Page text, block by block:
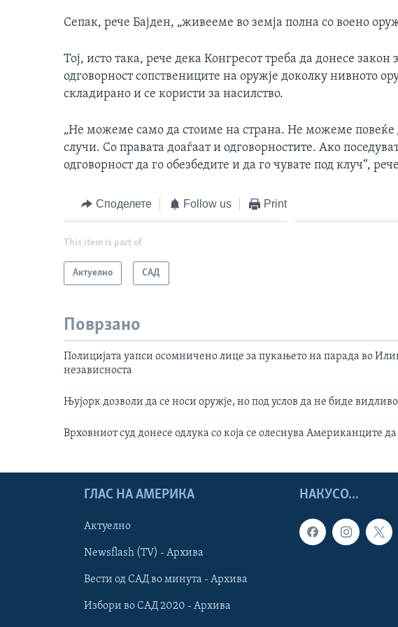
Сепак, рече Бајден, „живееме во земја полна со воено
Тој, исто така, рече дека Конгресот треба да донесе закон
одговорност сопствениците на оружје доколку нивното
складирано и се користи за насилство.
„Не можеме само да стоиме на страна. Не можеме повеќе
случи. Со правата доаѓаат и одговорностите. Ако
одговорност да го обезбедите и да го чувате под клуч“,
Споделете Follow us Print
This item is part of
Актуелно САД
Поврзано
Полицијата уапси осомничено лице за пукањето на парада во
независноста
Њујорк дозволи да се носи оружје, но под услов да не биде видливо
Врховниот суд донесе одлука со која се олеснува Американците
НАКУСО...
ГЛАС НА АМЕРИКА
Актуелно
Newsflash (TV) - Архива
Вести од САД во минута - Архива
Избори во САД 2020 - Архива